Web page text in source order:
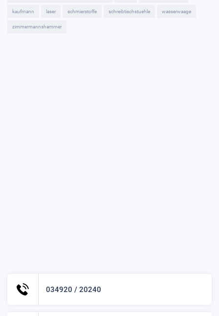
kaufmann laser schmierstoffe schreibtischstuehle wasserwaage
zimmermannshammer
034920 / 20240